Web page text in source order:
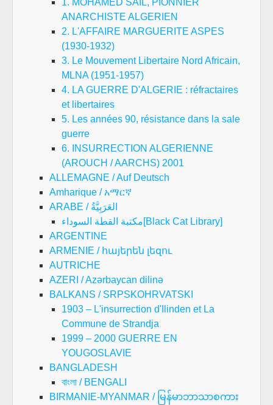
ANARCHISTE ALGERIEN
2. L'AFFAIRE MARGUERITE ASPES
(1930-1932)
3. Le Mouvement Libertaire Nord Africain,
MLNA (1951-1957)
4. LA GUERRE D'ALGERIE : réfractaires
et libertaires
5. Les années 90, résistance dans la sale
guerre
6. INSURRECTION ALGERIENNE
(AROUCH / AARCHS) 2001
ALLEMAGNE / Auf Deutsch
Amharique / አማርኛ
ARABE / العَرَبِيَّةُ
مكتبة القطة السوداء[Black Cat Library]
ARGENTINE
ARMENIE / հայերեն լեզու
AUTRICHE
AZERI / Azərbaycan dilinə
BALKANS / SRPSKOHRVATSKI
1903 – L'insurrection d'Ilinden et La
Commune de Strandja
1999 – 2000 GUERRE EN
YOUGOSLAVIE
BANGLADESH
বাংলা / BENGALI
BIRMANIE-MYANMAR / မြန်မာဘာသာစကား